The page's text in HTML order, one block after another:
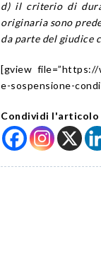
d) il criterio di
originaria sono
da parte del giudice
[gview file=”https://
e-sospensione-
Condividi l'articolo